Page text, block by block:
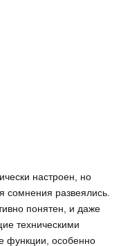
настроен, но
сомнения развеялись.
понятен, и даже
техническими
функции, особенно